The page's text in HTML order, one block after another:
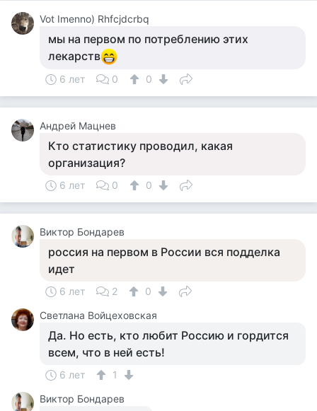
Vot Imenno) Rhfcjdcrbq
мы на первом по потреблению этих
лекарств
6 лет 0 0
Андрей Мацнев
Кто статистику проводил, какая
организация?
6 лет 0 0
Виктор Бондарев
россия на первом в России вся подделка
идет
6 лет 2
0
Светлана Войцеховская
Да. Но есть, кто любит Россию и гордится
всем, что в ней есть!
6 лет
1
Виктор Бондарев